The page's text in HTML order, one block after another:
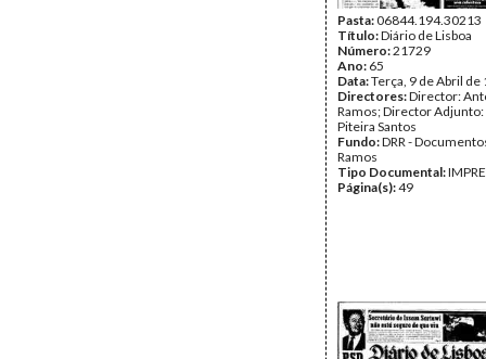
Pasta:06844.194.30213
Título:Diário de Lisboa
Número:21729
Ano: 65
Data:Terça, 9 de Abril de
Directores:Director:
Ramos; Director
Piteira Santos
Fundo:DRR -
Ramos
Tipo Documental:
Página(s):49